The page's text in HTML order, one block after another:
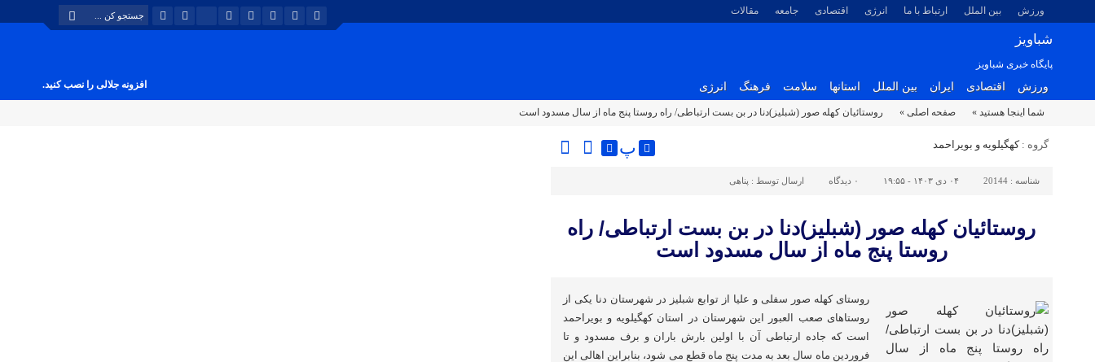
ورزش بین الملل ارتباط با ما انرژی اقتصادی جامعه مقالات
شباویز
پایگاه خبری شباویز
ورزش اقتصادی ایران بین الملل استانها سلامت فرهنگ انرژی افزونه جلالی را نصب کنید.
شما اینجا هستید » صفحه اصلی » روستائیان کهله صور (شبلیز)دنا در بن بست ارتباطی/ راه روستا پنج ماه از سال مسدود است
گروه :کهگیلویه و بویراحمد پ
شناسه : 20144 ۰۴ دی ۱۴۰۳ - ۱۹:۵۵ ۰ دیدگاه ارسال توسط : پناهی
روستائیان کهله صور (شبلیز)دنا در بن بست ارتباطی/ راه
روستا پنج ماه از سال مسدود است
روستای کهله صور سفلی و علیا از توابع شبلیز در شهرستان دنا یکی از
روستاهای صعب العبور این شهرستان در استان کهگیلویه و بویراحمد
است که جاده ارتباطی آن با اولین بارش باران و برف مسدود و تا
فروردین ماه سال بعد به مدت پنج ماه قطع می شود، بنابراین اهالی این